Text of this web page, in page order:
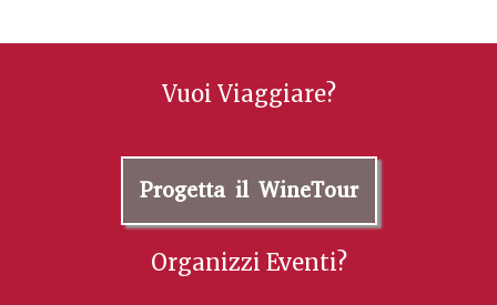
Vuoi Viaggiare?
Progetta il WineTour
Organizzi Eventi?